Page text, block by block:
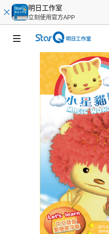
明日工作室
立刻使用官方APP